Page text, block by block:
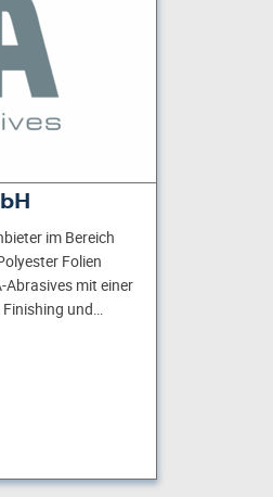
im Bereich
Folien
Abrasives mit einer
und…